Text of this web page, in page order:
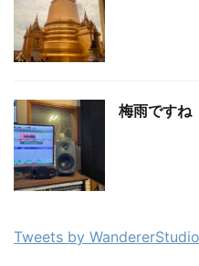
梅雨ですね
Tweets by